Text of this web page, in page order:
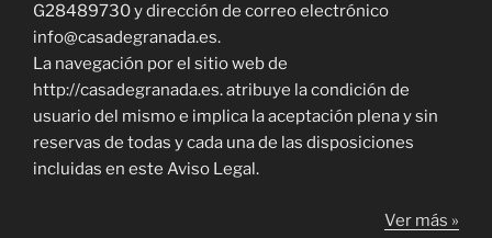
G28489730 y dirección de correo electrónico
info@casadegranada.es.
La navegación por el sitio web de
http://casadegranada.es. atribuye la condición de
usuario del mismo e implica la aceptación plena y sin
reservas de todas y cada una de las disposiciones
incluidas en este Aviso Legal.
Ver más »